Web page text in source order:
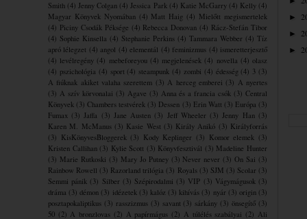
Smith (4) Jenny Colgan (4) Jessica Park (4) Katie McGarry (4) Kelly (4)
Magyar Könyvek Nyomában (4) Matt Haig (4) Mielőtt megismertelek
(4) Piciny Csodák Péksége (4) Rebecca Donovan (4) Rácz-Stefán Tibor
(4) Sophie Kinsella (4) Stephanie Perkins (4) Tammara Webber (4) Tíz
apró lélegzet (4) angol (4) elementál (4) feminizmus (4) ismeretterjesztő
(4) levélregény (4) mebeforeyou (4) megjelenések (4) novella (4) olasz
(4) pszichológia (4) sport (4) steampunk (4) zombi (4) édesség (4) 3 (3)
A fiúknak akiket valaha szerettem (3) A herceg emberei (3) A nyertes
(3) A szív körvonalai (3) Agave (3) Anna és a francia csók (3) Central
Könyvek (3) Chambers testvérek (3) Dessen (3) Erin Watt (3) Európa (3)
Fumax (3) Jaffa (3) Jane Austen (3) Jeff Wheeler (3) Jenny Han (3)
Karen M. McManus (3) Kasie West (3) Király Anikó (3) Királyforrás
(3) KisKönyvesBloggerek (3) Kody Keplinger (3) Komor elemek (3)
Kristen Callihan (3) Kylie Scott (3) Könyvfesztivál (3) Madeline Hunter
(3) Marie Rutkoski (3) Mary Jo Putney (3) Never never (3) On Sai (3)
Rainbow Rowell (3) Razorland trilógia (3) Royals (3) SJM (3) Scolar (3)
Semmi pánik (3) Silber (3) Szépirodalmi (3) VIP (3) Vágymágusok (3)
dráma (3) démon (3) idézetek (3) kalóz (3) kihívás (3) nyár (3) origin (3)
posztapokaliptikus (3) rasszizmus (3) savant (3) sárkány (3) önsegítő (3)
50 (2) A bronzlovas (2) A papírmágus (2) A túlélés szabályai (2) Ali
►
►
►